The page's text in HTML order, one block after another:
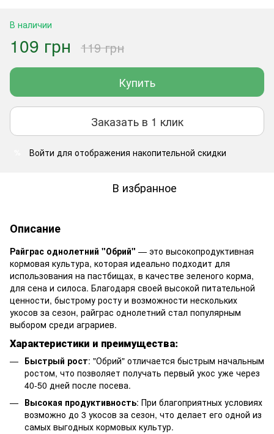
В наличии
109 грн 119 грн
Купить
Заказать в 1 клик
Войти для отображения накопительной скидки
В избранное
Описание
Райграс однолетний "Обрий" — это высокопродуктивная
кормовая культура, которая идеально подходит для
использования на пастбищах, в качестве зеленого корма,
для сена и силоса. Благодаря своей высокой питательной
ценности, быстрому росту и возможности нескольких
укосов за сезон, райграс однолетний стал популярным
выбором среди аграриев.
Характеристики и преимущества:
Быстрый рост: "Обрий" отличается быстрым начальным
ростом, что позволяет получать первый укос уже через
40-50 дней после посева.
Высокая продуктивность: При благоприятных условиях
возможно до 3 укосов за сезон, что делает его одной из
самых выгодных кормовых культур.